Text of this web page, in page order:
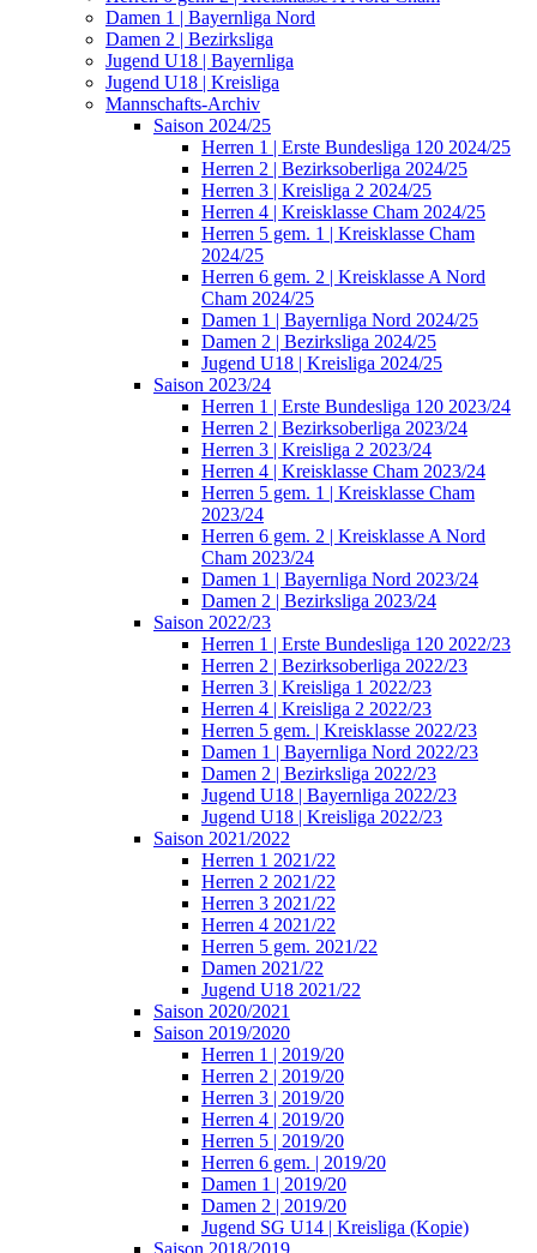
Damen 1 | Bayernliga Nord
Damen 2 | Bezirksliga
Jugend U18 | Bayernliga
Jugend U18 | Kreisliga
Mannschafts-Archiv
Saison 2024/25
Herren 1 | Erste Bundesliga 120 2024/25
Herren 2 | Bezirksoberliga 2024/25
Herren 3 | Kreisliga 2 2024/25
Herren 4 | Kreisklasse Cham 2024/25
Herren 5 gem. 1 | Kreisklasse Cham
2024/25
Herren 6 gem. 2 | Kreisklasse A Nord
Cham 2024/25
Damen 1 | Bayernliga Nord 2024/25
Damen 2 | Bezirksliga 2024/25
Jugend U18 | Kreisliga 2024/25
Saison 2023/24
Herren 1 | Erste Bundesliga 120 2023/24
Herren 2 | Bezirksoberliga 2023/24
Herren 3 | Kreisliga 2 2023/24
Herren 4 | Kreisklasse Cham 2023/24
Herren 5 gem. 1 | Kreisklasse Cham
2023/24
Herren 6 gem. 2 | Kreisklasse A Nord
Cham 2023/24
Damen 1 | Bayernliga Nord 2023/24
Damen 2 | Bezirksliga 2023/24
Saison 2022/23
Herren 1 | Erste Bundesliga 120 2022/23
Herren 2 | Bezirksoberliga 2022/23
Herren 3 | Kreisliga 1 2022/23
Herren 4 | Kreisliga 2 2022/23
Herren 5 gem. | Kreisklasse 2022/23
Damen 1 | Bayernliga Nord 2022/23
Damen 2 | Bezirksliga 2022/23
Jugend U18 | Bayernliga 2022/23
Jugend U18 | Kreisliga 2022/23
Saison 2021/2022
Herren 1 2021/22
Herren 2 2021/22
Herren 3 2021/22
Herren 4 2021/22
Herren 5 gem. 2021/22
Damen 2021/22
Jugend U18 2021/22
Saison 2020/2021
Saison 2019/2020
Herren 1 | 2019/20
Herren 2 | 2019/20
Herren 3 | 2019/20
Herren 4 | 2019/20
Herren 5 | 2019/20
Herren 6 gem. | 2019/20
Damen 1 | 2019/20
Damen 2 | 2019/20
Jugend SG U14 | Kreisliga (Kopie)